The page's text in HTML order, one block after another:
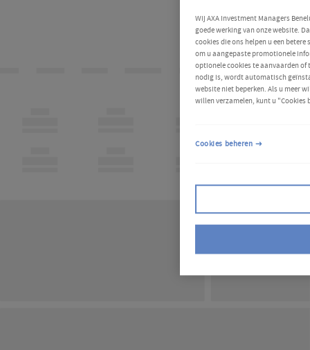
Wij AXA Investment Managers
goede werking van onze website.
cookies die ons helpen u een
om u aangepaste promotionele
optionele cookies te aanvaarden of
nodig is, wordt automatisch
website niet beperken. Als u meer
willen verzamelen, kunt u "Cookies
Cookies beheren